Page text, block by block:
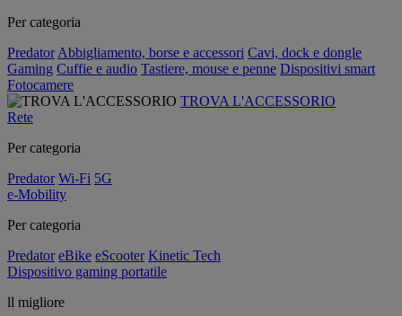
Per categoria
Predator Abbigliamento, borse e accessori Cavi, dock e dongle
Gaming Cuffie e audio Tastiere, mouse e penne Dispositivi smart
Fotocamere
TROVA L'ACCESSORIO
Rete
Per categoria
Predator Wi-Fi 5G
e-Mobility
Per categoria
Predator eBike eScooter Kinetic Tech
Dispositivo gaming portatile
ll migliore